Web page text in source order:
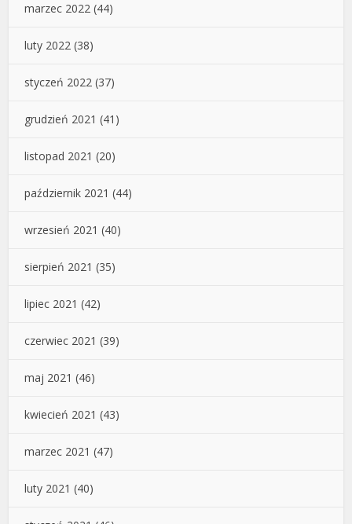
marzec 2022 (44)
luty 2022 (38)
styczeń 2022 (37)
grudzień 2021 (41)
listopad 2021 (20)
październik 2021 (44)
wrzesień 2021 (40)
sierpień 2021 (35)
lipiec 2021 (42)
czerwiec 2021 (39)
maj 2021 (46)
kwiecień 2021 (43)
marzec 2021 (47)
luty 2021 (40)